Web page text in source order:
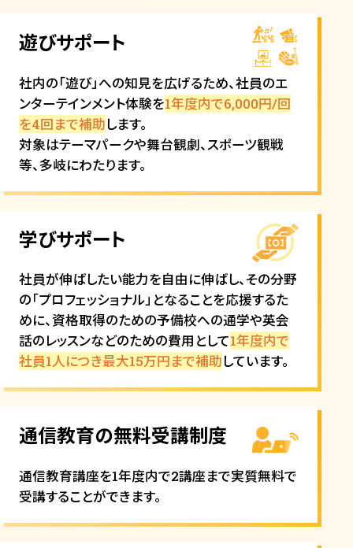
遊びサポート
社内の「遊び」への知見を広げるため、社員のエ
ンターテインメント体験を1年度内で6,000円/回
を4回まで補助します。
対象はテーマパークや舞台観劇、スポーツ観戦
等、多岐にわたります。
学びサポート
社員が伸ばしたい能力を自由に伸ばし、その分野
の「プロフェッショナル」となることを応援するた
めに、資格取得のための予備校への通学や英会
話のレッスンなどのための費用として1年度内で
社員1人につき最大15万円まで補助しています。
通信教育の無料受講制度
通信教育講座を1年度内で2講座まで実質無料で
受講することができます。
理系社員の仕事紹介
施設紹介
会社概要
プライバシーポリシー